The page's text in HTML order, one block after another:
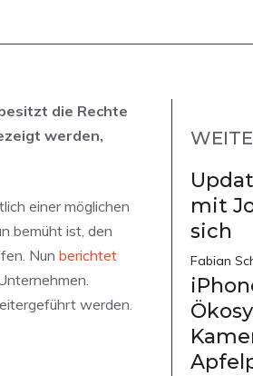
die Rechte
werden,
einer möglichen
bemüht ist, den
Nun berichtet
werden.
mit
sich
Fabian